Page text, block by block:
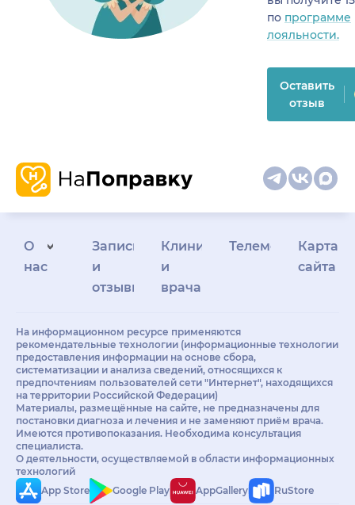
по программе
лояльности.
Оставить
отзыв
О
нас
Запись
и
отзывы
Клиникам
и
врачам
Телемедицина
Карта
сайта
На информационном ресурсе применяются
рекомендательные технологии (информационные технологии
предоставления информации на основе сбора,
систематизации и анализа сведений, относящихся к
предпочтениям пользователей сети "Интернет", находящихся
на территории Российской Федерации)
Материалы, размещённые на сайте, не предназначены для
постановки диагноза и лечения и не заменяют приём врача.
Имеются противопоказания. Необходима консультация
специалиста.
О деятельности, осуществляемой в области информационных
технологий
App Store
Google Play AppGallery RuStore